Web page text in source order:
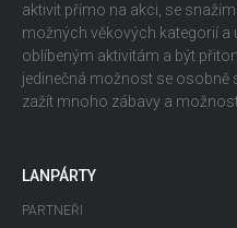
aktivit přímo na akci, se
možných věkových kategorií a
oblíbeným aktivitám a být
jedinečná možnost se osobně
zažít mnoho zábavy a
LANPÁRTY
PARTNEŘI